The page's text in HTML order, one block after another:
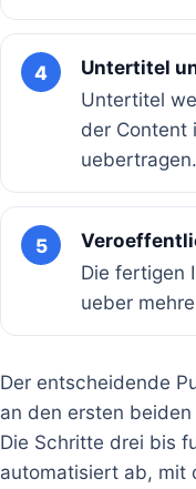
4
Untertitel
Untertitel
der Content
uebertragen.
5
Die fertigen
ueber
Der entscheidende
an den ersten
Die Schritte drei bis
automatisiert ab, mit